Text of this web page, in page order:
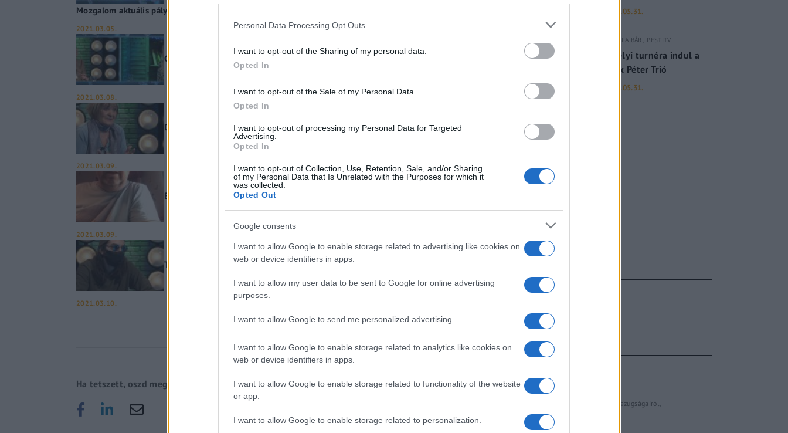
Personal Data Processing Opt Outs
I want to opt-out of the Sharing of my personal data.
Opted In
I want to opt-out of the Sale of my Personal Data.
Opted In
I want to opt-out of processing my Personal Data for Targeted
Advertising.
Opted In
I want to opt-out of Collection, Use, Retention, Sale, and/or Sharing
of my Personal Data that Is Unrelated with the Purposes for which it
was collected.
Opted Out
Google consents
I want to allow Google to enable storage related to advertising like cookies on
web or device identifiers in apps.
I want to allow my user data to be sent to Google for online advertising
purposes.
I want to allow Google to send me personalized advertising.
I want to allow Google to enable storage related to analytics like cookies on
web or device identifiers in apps.
I want to allow Google to enable storage related to functionality of the website
or app.
I want to allow Google to enable storage related to personalization.
Mozgalom aktuális pályázatai
2021.03.05.
Gerilla bár – Tisztelet a nőknek – FICSAK nőnapi online konferencia
2021.03.08.
Dr. Rusz Edit- Gerilla bár
2021.03.09.
Besenczi Árpád- Gerilla bár
2021.03.09.
Trap kapitány a Gerilla bárban
2021.03.10.
Ha tetszett, oszd meg!
2022.05.31.
GERILLA BÁR PESTITV
Erdélyi turnéra indul a
Sárik Péter Trió
2022.05.31.
FŐCÍM
AJÁNLOTT VIDEÓK
Libernyákok
elemző műsor a baloldal hazugságairól
Görbe tükör a baloldalról